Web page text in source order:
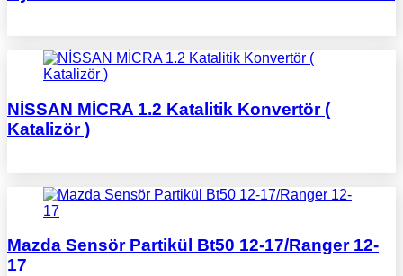
NİSSAN MİCRA 1.2 Katalitik Konvertör (
Katalizör )
Mazda Sensör Partikül Bt50 12-17/Ranger 12-
17